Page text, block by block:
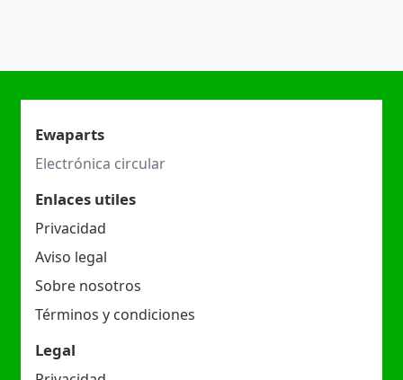
Ewaparts
Electrónica circular
Enlaces utiles
Privacidad
Aviso legal
Sobre nosotros
Términos y condiciones
Legal